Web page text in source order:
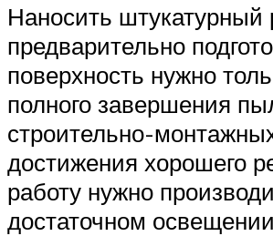
Наносить штукатурный
предварительно
поверхность нужно
полного завершения
строительно-
достижения хорошего
работу нужно
достаточном